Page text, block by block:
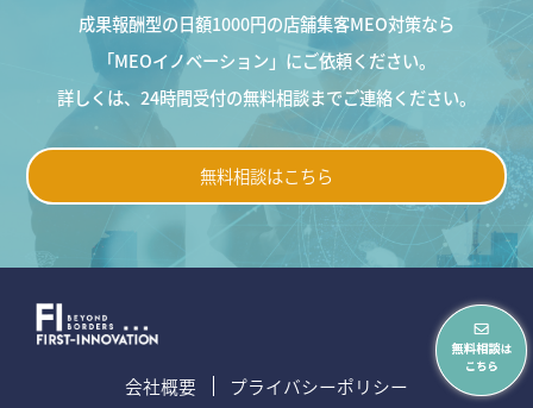
成果報酬型の日額1000円の店舗集客MEO対策なら
「MEOイノベーション」にご依頼ください。
詳しくは、24時間受付の無料相談までご連絡ください。
無料相談はこちら
会社概要 プライバシーポリシー